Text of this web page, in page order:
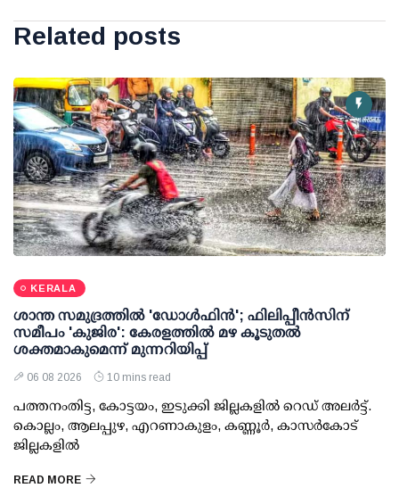
Related posts
KERALA
ശാന്ത സമുദ്രത്തില്‍ 'ഡോള്‍ഫിന്‍'; ഫിലിപ്പീന്‍സിന്
സമീപം 'കുജിര': കേരളത്തില്‍ മഴ കൂടുതല്‍
ശക്തമാകുമെന്ന് മുന്നറിയിപ്പ്
06 08 2026 10 mins read
പത്തനംതിട്ട, കോട്ടയം, ഇടുക്കി ജില്ലകളില്‍ റെഡ് അലര്‍ട്ട്.
കൊല്ലം, ആലപ്പുഴ, എറണാകുളം, കണ്ണൂര്‍, കാസര്‍കോട്
ജില്ലകളില്‍
READ MORE